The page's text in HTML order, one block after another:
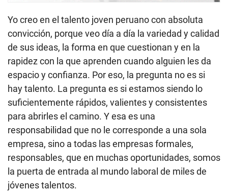
Yo creo en el talento joven peruano con absoluta
convicción, porque veo día a día la variedad y calidad
de sus ideas, la forma en que cuestionan y en la
rapidez con la que aprenden cuando alguien les da
espacio y confianza. Por eso, la pregunta no es si
hay talento. La pregunta es si estamos siendo lo
suficientemente rápidos, valientes y consistentes
para abrirles el camino. Y esa es una
responsabilidad que no le corresponde a una sola
empresa, sino a todas las empresas formales,
responsables, que en muchas oportunidades, somos
la puerta de entrada al mundo laboral de miles de
jóvenes talentos.